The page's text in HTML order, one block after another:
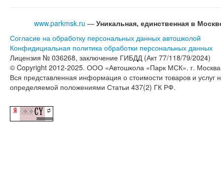
www.parkmsk.ru — Уникальная, единственная в
Согласие на обработку персональных данных автошколой
Конфидициальная политика обработки персональных данных
Лицензия № 036268, заключение ГИБДД (Акт 77/118/79/2024)
© Copyright 2012-2025. ООО «Автошкола «Парк МСК». г.
Вся представленная информация о стоимости товаров и
определяемой положениями Статьи 437(2) ГК РФ.